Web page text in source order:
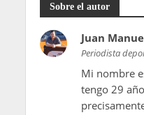
Sobre el autor
Juan
Periodista
Mi nombre
tengo 29